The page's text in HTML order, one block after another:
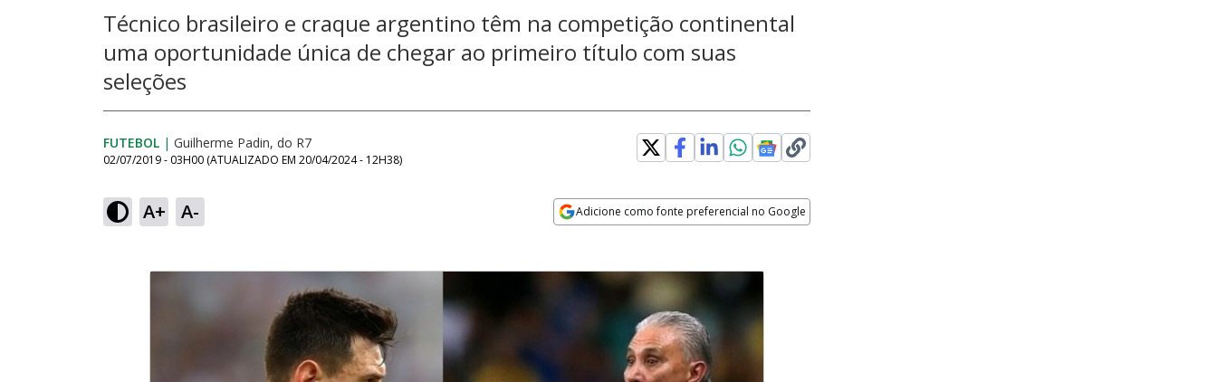
Técnico brasileiro e craque argentino têm na competição continental
uma oportunidade única de chegar ao primeiro título com suas
seleções
FUTEBOL | Guilherme Padin, do R7
02/07/2019 - 03H00 (ATUALIZADO EM 20/04/2024 - 12H38)
A+ A- Adicione como fonte preferencial no Google